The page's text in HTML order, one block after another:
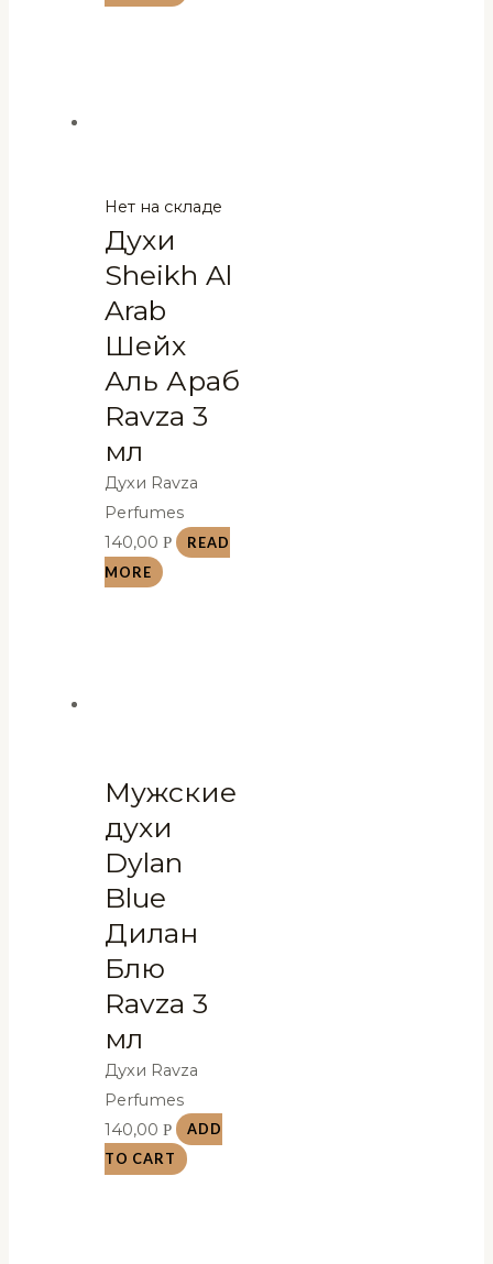
Нет на складе
Духи
Sheikh Al
Arab
Шейх
Аль Араб
Ravza 3
мл
Духи Ravza
Perfumes
140,00Р
READ
MORE
Мужские
духи
Dylan
Blue
Дилан
Блю
Ravza 3
мл
Духи Ravza
Perfumes
140,00Р
ADD
TO CART